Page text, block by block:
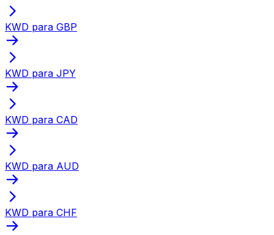
KWD para GBP
KWD para JPY
KWD para CAD
KWD para AUD
KWD para CHF